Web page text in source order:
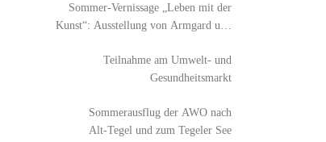
Sommer-Vernissage „Leben mit der
Kunst“: Ausstellung von Armgard und
Teilnahme am Umwelt- und
Gesundheitsmarkt
Sommerausflug der AWO nach
Alt‑Tegel und zum Tegeler See